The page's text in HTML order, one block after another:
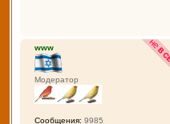
www
Модератор
Сообщения: 9985